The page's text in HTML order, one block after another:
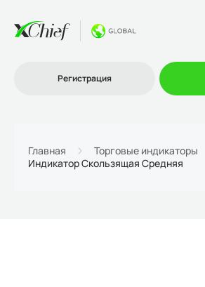
Регистрация
Главная
Торговые индикаторы
Индикатор Скользящая Средняя